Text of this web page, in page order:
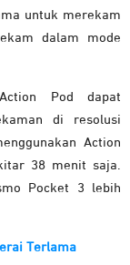
untuk merekam
dalam mode
Pod dapat
di resolusi
Action
38 menit saja.
Pocket 3 lebih
Terlama